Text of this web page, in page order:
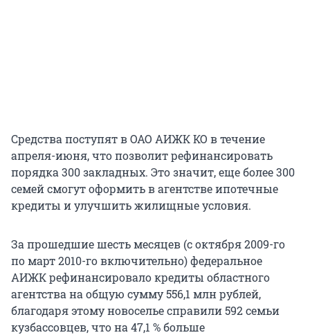
Средства поступят в ОАО АИЖК КО в течение
апреля-июня, что позволит рефинансировать
порядка 300 закладных. Это значит, еще более 300
семей смогут оформить в агентстве ипотечные
кредиты и улучшить жилищные условия.
За прошедшие шесть месяцев (с октября 2009-го
по март 2010-го включительно) федеральное
АИЖК рефинансировало кредиты областного
агентства на общую сумму 556,1 млн рублей,
благодаря этому новоселье справили 592 семьи
кузбассовцев, что на 47,1 % больше